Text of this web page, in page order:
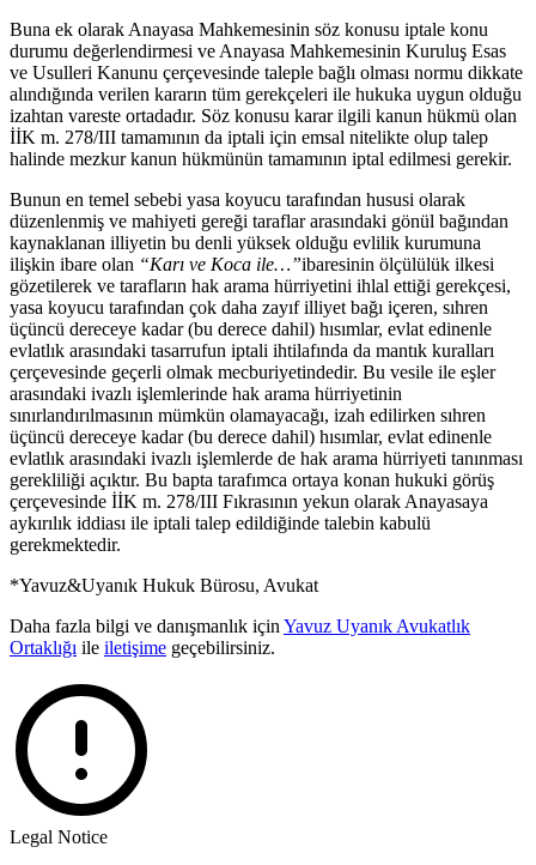
Buna ek olarak Anayasa Mahkemesinin söz konusu iptale konu
durumu değerlendirmesi ve Anayasa Mahkemesinin Kuruluş Esas
ve Usulleri Kanunu çerçevesinde taleple bağlı olması normu dikkate
alındığında verilen kararın tüm gerekçeleri ile hukuka uygun olduğu
izahtan vareste ortadadır. Söz konusu karar ilgili kanun hükmü olan
İİK m. 278/III tamamının da iptali için emsal nitelikte olup talep
halinde mezkur kanun hükmünün tamamının iptal edilmesi gerekir.
Bunun en temel sebebi yasa koyucu tarafından hususi olarak
düzenlenmiş ve mahiyeti gereği taraflar arasındaki gönül bağından
kaynaklanan illiyetin bu denli yüksek olduğu evlilik kurumuna
ilişkin ibare olan “Karı ve Koca ile…”ibaresinin ölçülülük ilkesi
gözetilerek ve tarafların hak arama hürriyetini ihlal ettiği gerekçesi,
yasa koyucu tarafından çok daha zayıf illiyet bağı içeren, sıhren
üçüncü dereceye kadar (bu derece dahil) hısımlar, evlat edinenle
evlatlık arasındaki tasarrufun iptali ihtilafında da mantık kuralları
çerçevesinde geçerli olmak mecburiyetindedir. Bu vesile ile eşler
arasındaki ivazlı işlemlerinde hak arama hürriyetinin
sınırlandırılmasının mümkün olamayacağı, izah edilirken sıhren
üçüncü dereceye kadar (bu derece dahil) hısımlar, evlat edinenle
evlatlık arasındaki ivazlı işlemlerde de hak arama hürriyeti tanınması
gerekliliği açıktır. Bu bapta tarafımca ortaya konan hukuki görüş
çerçevesinde İİK m. 278/III Fıkrasının yekun olarak Anayasaya
aykırılık iddiası ile iptali talep edildiğinde talebin kabulü
gerekmektedir.
*Yavuz&Uyanık Hukuk Bürosu, Avukat
Daha fazla bilgi ve danışmanlık için Yavuz Uyanık Avukatlık
Ortaklığı ile iletişime geçebilirsiniz.
Legal Notice